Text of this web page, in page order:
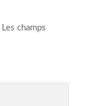
Les champs